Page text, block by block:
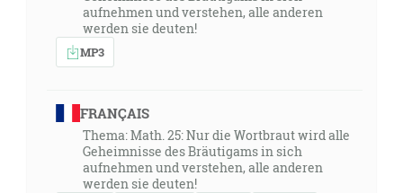
aufnehmen und verstehen, alle anderen
werden sie deuten!
MP3
FRANÇAIS
Thema: Math. 25: Nur die Wortbraut wird alle
Geheimnisse des Bräutigams in sich
aufnehmen und verstehen, alle anderen
werden sie deuten!